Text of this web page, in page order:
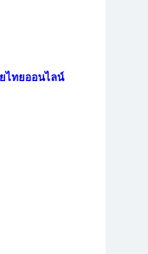
ไทยออนไลน์